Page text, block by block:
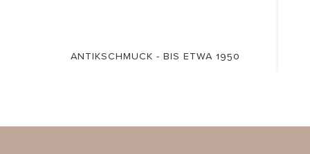
ANTIKSCHMUCK - BIS ETWA 1950